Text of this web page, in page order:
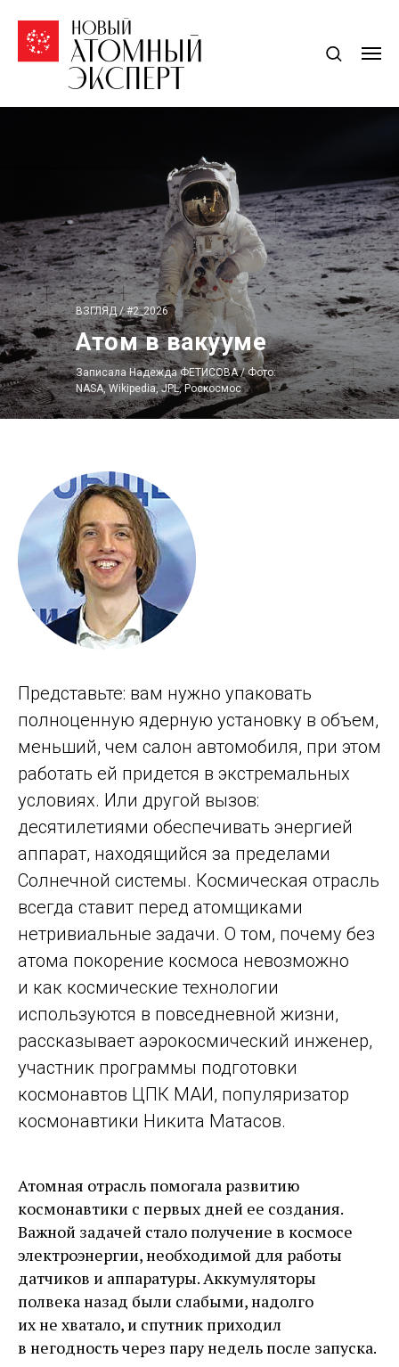
Атом в вакууме
ВЗГЛЯД / #2_2026
Записала Надежда ФЕТИСОВА / Фото:
NASA, Wikipedia, JPL, Роскосмос
Представьте: вам нужно упаковать
полноценную ядерную установку в объем,
меньший, чем салон автомобиля, при этом
работать ей придется в экстремальных
условиях. Или другой вызов:
десятилетиями обеспечивать энергией
аппарат, находящийся за пределами
Солнечной системы. Космическая отрасль
всегда ставит перед атомщиками
нетривиальные задачи. О том, почему без
атома покорение космоса невозможно
и как космические технологии
используются в повседневной жизни,
рассказывает аэрокосмический инженер,
участник программы подготовки
космонавтов ЦПК МАИ, популяризатор
космонавтики Никита Матасов.
Атомная отрасль помогала развитию
космонавтики с первых дней ее создания.
Важной задачей стало получение в космосе
электроэнергии, необходимой для работы
датчиков и аппаратуры. Аккумуляторы
полвека назад были слабыми, надолго
их не хватало, и спутник приходил
в негодность через пару недель после запуска.